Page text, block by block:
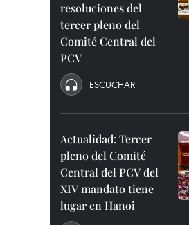
resoluciones del
tercer pleno del
Comité Central del
PCV
ESCUCHAR
Actualidad: Tercer
pleno del Comité
Central del PCV del
XIV mandato tiene
lugar en Hanoi